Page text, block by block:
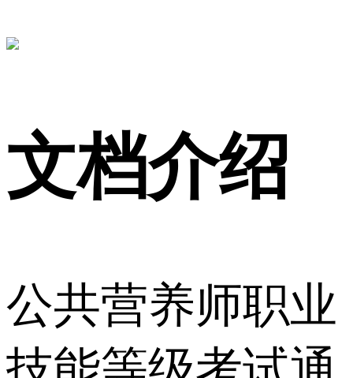
文档介绍
公共营养师职业